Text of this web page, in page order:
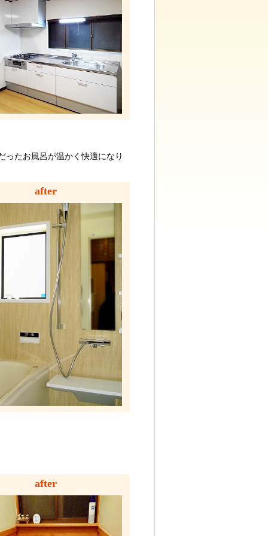
たお風呂が温かく快適になり
after
after